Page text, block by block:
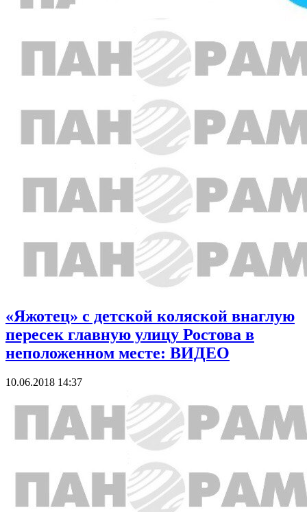
«Яжотец» с детской коляской внаглую
пересек главную улицу Ростова в
неположенном месте: ВИДЕО
10.06.2018 14:37